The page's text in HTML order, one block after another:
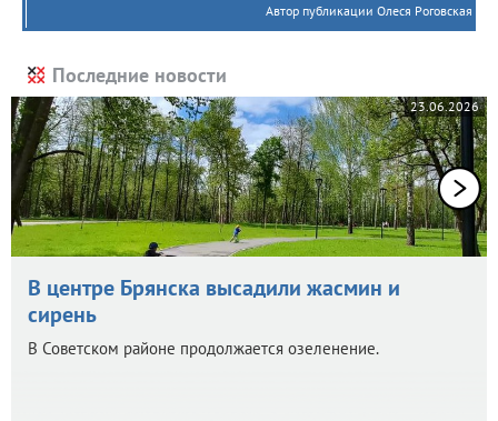
Автор публикации Олеся Роговская
Последние новости
23.06.2026
В центре Брянска высадили жасмин и
сирень
В Советском районе продолжается озеленение.